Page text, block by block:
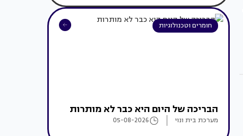
חומרים וטכנולוגיות
הבריכה של היום היא כבר לא מותרות
מערכת בית ונוי 05-08-2026